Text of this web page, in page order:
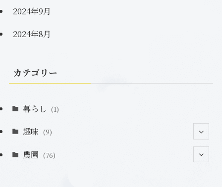
2024年9月
2024年8月
カテゴリー
暮らし (1)
趣味 (9)
農園 (76)